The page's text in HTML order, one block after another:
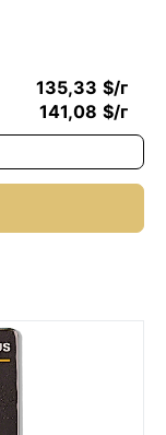
135,33 $/г
141,08 $/г